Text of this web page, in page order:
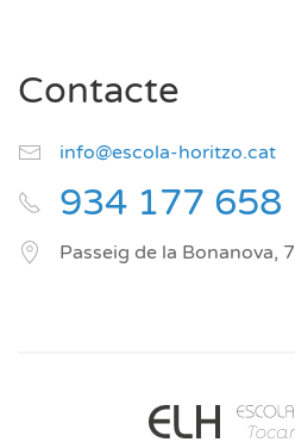
Contacte
info@escola-horitzo.cat
934 177 658
Passeig de la Bonanova, 7